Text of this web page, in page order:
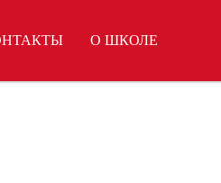
О ШКОЛЕ